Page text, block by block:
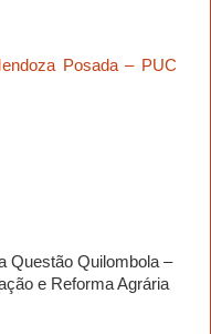
Posada – PUC
Questão Quilombola –
e Reforma Agrária